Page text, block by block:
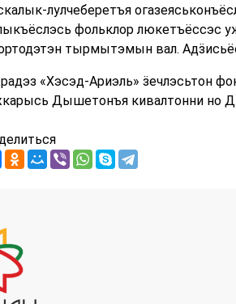
лулчеберетъя
фольклор люкетъёссэс
тырмытэмын вал.
«Хэсэд-Ариэль» ӟечлэсьтон
Дышетонъя кивалтонни но